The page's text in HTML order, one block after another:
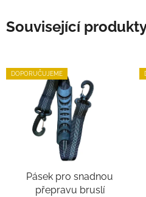
Související
DOPORUČUJEME
Pásek pro snadnou
přepravu bruslí